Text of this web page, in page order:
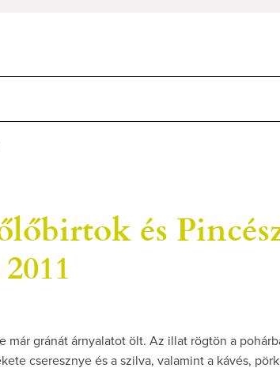
és
már gránát árnyalatot ölt. Az illat rögtön a
cseresznye és a szilva, valamint a kávés,